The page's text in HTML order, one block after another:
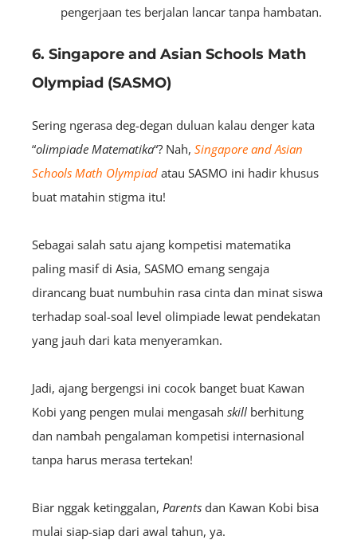
pengerjaan tes berjalan lancar tanpa hambatan.
6. Singapore and Asian Schools Math
Olympiad (SASMO)
Sering ngerasa deg-degan duluan kalau denger kata
“olimpiade Matematika“? Nah, Singapore and Asian
Schools Math Olympiad atau SASMO ini hadir khusus
buat matahin stigma itu!
Sebagai salah satu ajang kompetisi matematika
paling masif di Asia, SASMO emang sengaja
dirancang buat numbuhin rasa cinta dan minat siswa
terhadap soal-soal level olimpiade lewat pendekatan
yang jauh dari kata menyeramkan.
Jadi, ajang bergengsi ini cocok banget buat Kawan
Kobi yang pengen mulai mengasah skill berhitung
dan nambah pengalaman kompetisi internasional
tanpa harus merasa tertekan!
Biar nggak ketinggalan, Parents dan Kawan Kobi bisa
mulai siap-siap dari awal tahun, ya.